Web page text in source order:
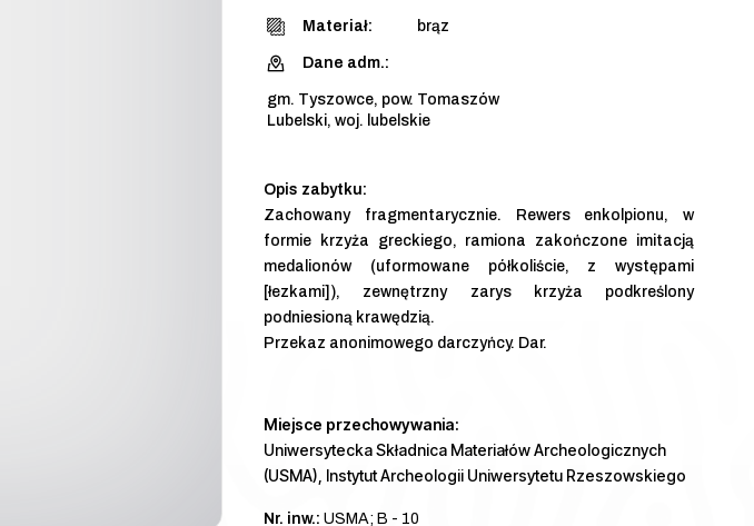
Materiał: brąz
Dane adm.:
gm. Tyszowce, pow. Tomaszów
Lubelski, woj. lubelskie
Zachowany fragmentarycznie. Rewers enkolpionu, w
formie krzyża greckiego, ramiona zakończone imitacją
medalionów (uformowane półkoliście, z występami
[łezkami]), zewnętrzny zarys krzyża podkreślony
podniesioną krawędzią.
Przekaz anonimowego darczyńcy. Dar.
Miejsce przechowywania:
Uniwersytecka Składnica Materiałów Archeologicznych
(USMA), Instytut Archeologii Uniwersytetu Rzeszowskiego
Nr. inw.: USMA; B - 10